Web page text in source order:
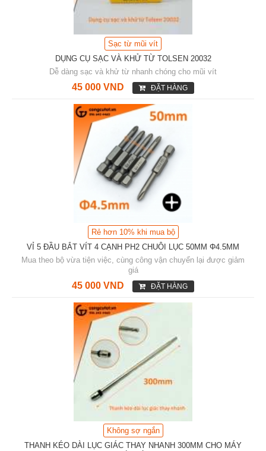
Sạc từ mũi vít
DỤNG CỤ SẠC VÀ KHỬ TỪ TOLSEN 20032
Dễ dàng sạc và khử từ nhanh chóng cho mũi vít
45 000 VND ĐẶT HÀNG
Rẻ hơn 10% khi mua bộ
VỈ 5 ĐẦU BẮT VÍT 4 CẠNH PH2 CHUÔI LỤC 50MM Φ4.5MM
Mua theo bộ vừa tiện việc, cùng công vận chuyển lại được giảm
giá
45 000 VND ĐẶT HÀNG
Không sợ ngắn
THANH KÉO DÀI LỤC GIÁC THAY NHANH 300MM CHO MÁY